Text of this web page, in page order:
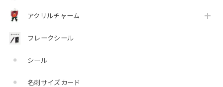
アクリルチャーム
フレークシール
シール
名刺サイズカード